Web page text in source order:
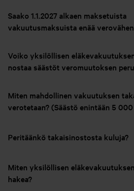
Saako 1.1.2027 alkaen maksetuista
vakuutusmaksuista enää
Voiko yksilöllisen
nostaa säästöt veromuutoksen
Miten mahdollinen vakuutuksen
verotetaan? (Säästö enintään 5
Peritäänkö takaisinostosta kuluja?
Miten yksilöllisen
hakea?